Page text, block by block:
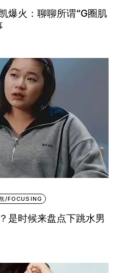
爆火：聊聊所谓“G圈肌
/FOCUSING
是时候来盘点下跳水男